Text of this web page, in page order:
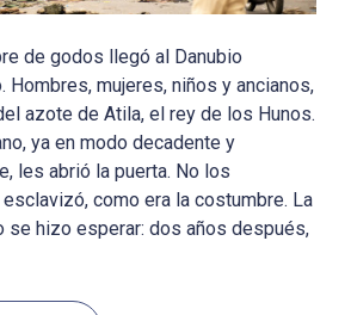
de godos llegó al Danubio
Hombres, mujeres, niños y ancianos,
azote de Atila, el rey de los Hunos.
ya en modo decadente y
les abrió la puerta. No los
como era la costumbre. La
se hizo esperar: dos años después,